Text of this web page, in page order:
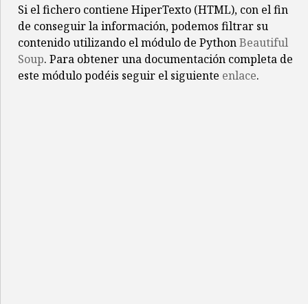
Si el fichero contiene HiperTexto (HTML), con el fin
de conseguir la información, podemos filtrar su
contenido utilizando el módulo de PythonBeautiful
Soup. Para obtener una documentación completa de
este módulo podéis seguir el siguiente enlace.